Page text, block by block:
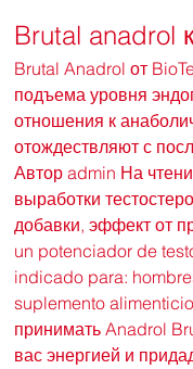
Brutal anadrol
Brutal Anadrol от
подъема уровня
отношения к
отождествляют с
Автор admin На
выработки
добавки, эффект от
un potenciador de
indicado para:
suplemento
принимать Anadrol
вас энергией и